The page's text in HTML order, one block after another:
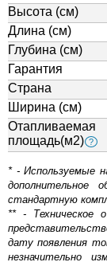
Высота (см)
Длина (см)
Глубина (см)
Гарантия
Страна
Ширина (см)
Отапливаемая
площадь(м2) ?
* - Используемые
дополнительное
стандартную
** - Техническое
дату появления
незначительно